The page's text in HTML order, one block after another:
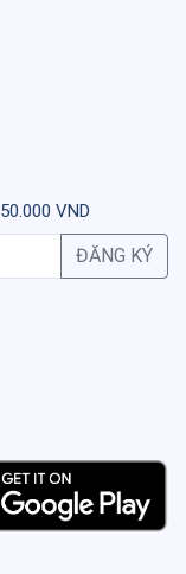
VND
ĐĂNG KÝ